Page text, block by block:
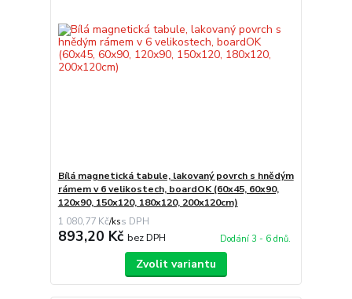
Bílá magnetická tabule, lakovaný povrch s hnědým
rámem v 6 velikostech, boardOK (60x45, 60x90,
120x90, 150x120, 180x120, 200x120cm)
1 080,77 Kč/ks
893,20 Kč bez DPH Dodání 3 - 6 dnů.
Zvolit variantu